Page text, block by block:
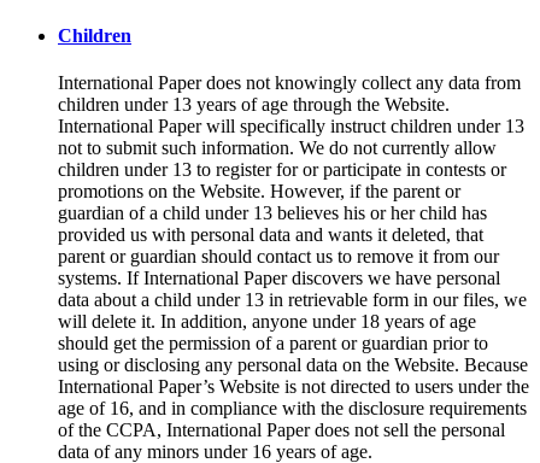
Children
International Paper does not knowingly collect any data from
children under 13 years of age through the Website.
International Paper will specifically instruct children under 13
not to submit such information. We do not currently allow
children under 13 to register for or participate in contests or
promotions on the Website. However, if the parent or
guardian of a child under 13 believes his or her child has
provided us with personal data and wants it deleted, that
parent or guardian should contact us to remove it from our
systems. If International Paper discovers we have personal
data about a child under 13 in retrievable form in our files, we
will delete it. In addition, anyone under 18 years of age
should get the permission of a parent or guardian prior to
using or disclosing any personal data on the Website. Because
International Paper’s Website is not directed to users under the
age of 16, and in compliance with the disclosure requirements
of the CCPA, International Paper does not sell the personal
data of any minors under 16 years of age.